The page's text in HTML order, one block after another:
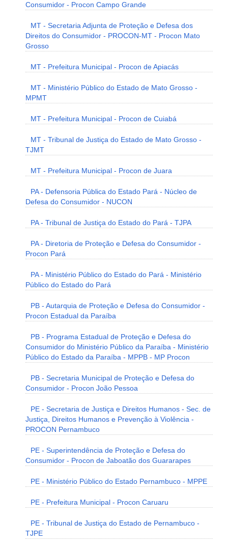
Consumidor - Procon Campo Grande
MT - Secretaria Adjunta de Proteção e Defesa dos
Direitos do Consumidor - PROCON-MT - Procon Mato
Grosso
MT - Prefeitura Municipal - Procon de Apiacás
MT - Ministério Público do Estado de Mato Grosso -
MPMT
MT - Prefeitura Municipal - Procon de Cuiabá
MT - Tribunal de Justiça do Estado de Mato Grosso -
TJMT
MT - Prefeitura Municipal - Procon de Juara
PA - Defensoria Pública do Estado Pará - Núcleo de
Defesa do Consumidor - NUCON
PA - Tribunal de Justiça do Estado do Pará - TJPA
PA - Diretoria de Proteção e Defesa do Consumidor -
Procon Pará
PA - Ministério Público do Estado do Pará - Ministério
Público do Estado do Pará
PB - Autarquia de Proteção e Defesa do Consumidor -
Procon Estadual da Paraíba
PB - Programa Estadual de Proteção e Defesa do
Consumidor do Ministério Público da Paraíba - Ministério
Público do Estado da Paraíba - MPPB - MP Procon
PB - Secretaria Municipal de Proteção e Defesa do
Consumidor - Procon João Pessoa
PE - Secretaria de Justiça e Direitos Humanos - Sec. de
Justiça, Direitos Humanos e Prevenção à Violência -
PROCON Pernambuco
PE - Superintendência de Proteção e Defesa do
Consumidor - Procon de Jaboatão dos Guararapes
PE - Ministério Público do Estado Pernambuco - MPPE
PE - Prefeitura Municipal - Procon Caruaru
PE - Tribunal de Justiça do Estado de Pernambuco -
TJPE